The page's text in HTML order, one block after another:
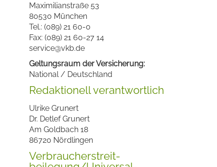
Maximilianstraße 53
80530 München
Tel.: (089) 21 60-0
Fax: (089) 21 60-27 14
service@vkb.de
Geltungsraum der Versicherung:
National / Deutschland
Redaktionell verantwortlich
Ulrike Grunert
Dr. Detlef Grunert
Am Goldbach 18
86720 Nördlingen
Verbraucher­streit­